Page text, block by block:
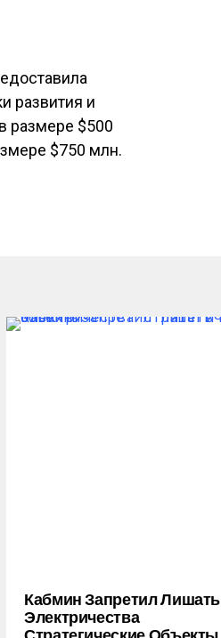
развития и
размере $500
$750 млн.
Кабмин Запретил Лишать
Электричества